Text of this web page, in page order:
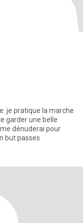
je pratique la marche
garder une belle
dénuderai pour
but passes